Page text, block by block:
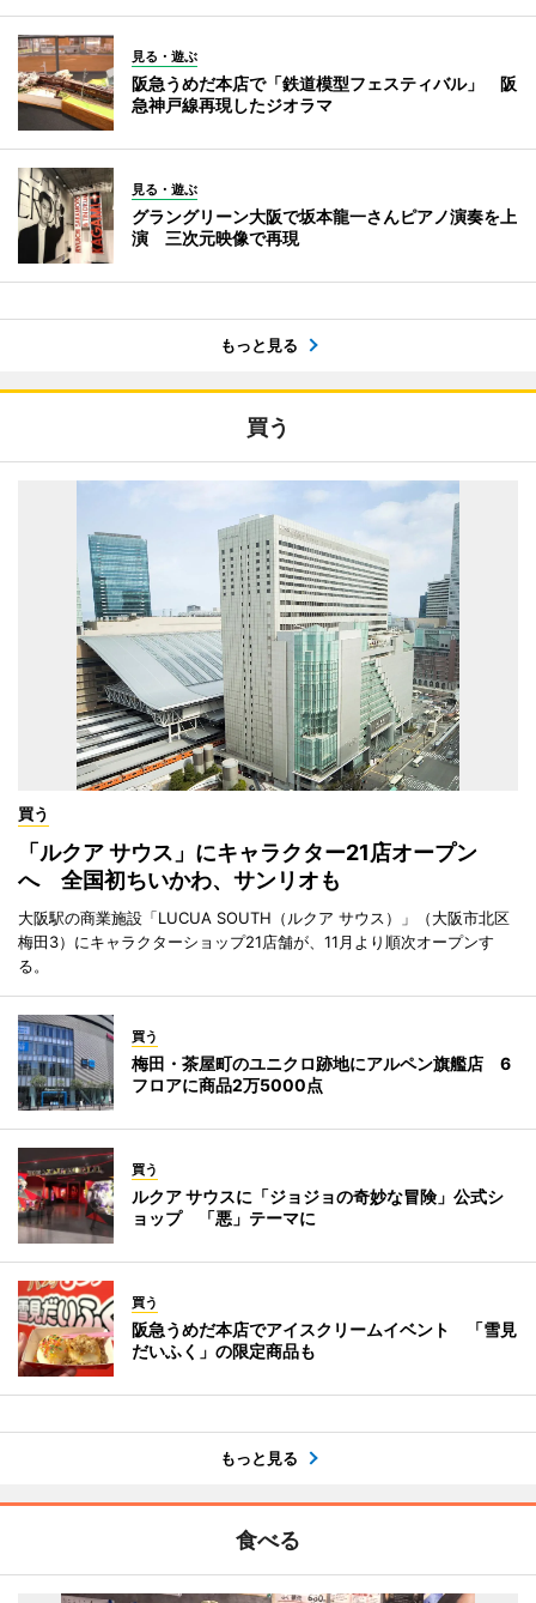
見る・遊ぶ
阪急うめだ本店で「鉄道模型フェスティバル」 阪
急神戸線再現したジオラマ
見る・遊ぶ
グラングリーン大阪で坂本龍一さんピアノ演奏を上
演 三次元映像で再現
もっと見る
買う
買う
「ルクア サウス」にキャラクター21店オープン
へ 全国初ちいかわ、サンリオも
大阪駅の商業施設「LUCUA SOUTH（ルクア サウス）」（大阪市北区
梅田3）にキャラクターショップ21店舗が、11月より順次オープンす
る。
買う
梅田・茶屋町のユニクロ跡地にアルペン旗艦店 6
フロアに商品2万5000点
買う
ルクア サウスに「ジョジョの奇妙な冒険」公式シ
ョップ 「悪」テーマに
買う
阪急うめだ本店でアイスクリームイベント 「雪見
だいふく」の限定商品も
もっと見る
食べる